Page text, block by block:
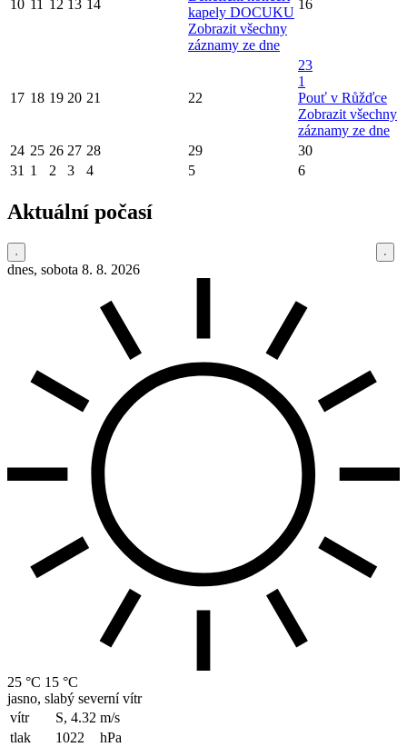
10 11 12 13 14
kapely DOCUKU
Zobrazit všechny
záznamy ze dne
16
17 18 19 20 21 22
23
1
Pouť v Růžďce
Zobrazit všechny
záznamy ze dne
24 25 26 27 28 29
30
31 1 2 3 4 5 6
Aktuální počasí
dnes, sobota 8. 8. 2026
25 °C 15 °C
jasno, slabý severní vítr
vítr
S, 4.32 m/s
tlak
1022
hPa